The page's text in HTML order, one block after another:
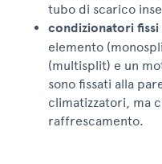
tubo di scarico
condizionatori
elemento
(multisplit) e un
sono fissati alla
climatizzatori, ma
raffrescamento.